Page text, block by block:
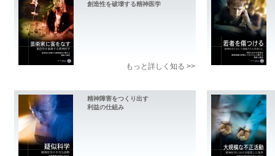
創造性を破壊する精神医学
もっと詳しく知る >>
精神障害をつくり出す
利益の仕組み